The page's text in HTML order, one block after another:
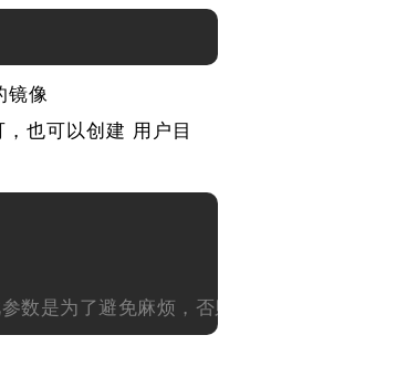
镜像
也可以创建 用户目
是为了避免麻烦，否则使用的时候可能会提